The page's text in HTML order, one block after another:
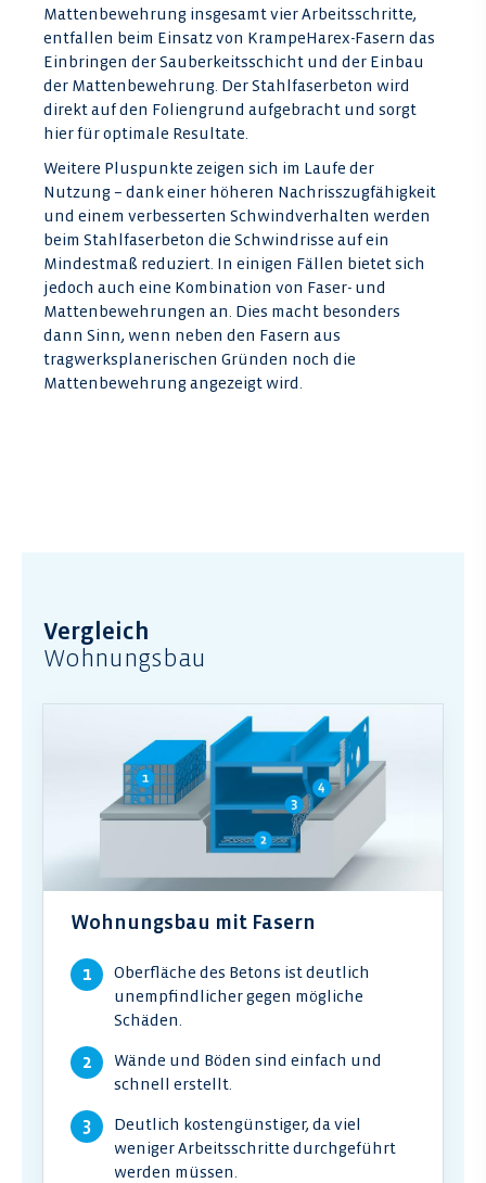
Mattenbewehrung insgesamt vier Arbeitsschritte,
entfallen beim Einsatz von KrampeHarex-Fasern das
Einbringen der Sauberkeitsschicht und der Einbau
der Mattenbewehrung. Der Stahlfaserbeton wird
direkt auf den Foliengrund aufgebracht und sorgt
hier für optimale Resultate.
Weitere Pluspunkte zeigen sich im Laufe der
Nutzung – dank einer höheren Nachrisszugfähigkeit
und einem verbesserten Schwindverhalten werden
beim Stahlfaserbeton die Schwindrisse auf ein
Mindestmaß reduziert. In einigen Fällen bietet sich
jedoch auch eine Kombination von Faser- und
Mattenbewehrungen an. Dies macht besonders
dann Sinn, wenn neben den Fasern aus
tragwerksplanerischen Gründen noch die
Mattenbewehrung angezeigt wird.
Vergleich
Wohnungsbau
Wohnungsbau mit Fasern
Oberfläche des Betons ist deutlich
unempfindlicher gegen mögliche
Schäden.
Wände und Böden sind einfach und
schnell erstellt.
Deutlich kostengünstiger, da viel
weniger Arbeitsschritte durchgeführt
werden müssen.